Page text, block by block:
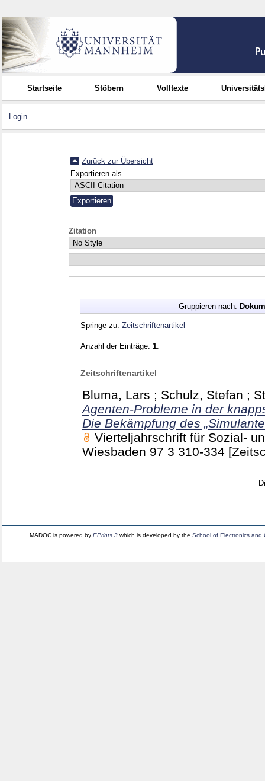
Startseite Stöbern Volltexte
Login
Zurück zur Übersicht
Exportieren als
Zitation
Gruppieren nach:
Springe zu: Zeitschriftenartikel
Anzahl der Einträge: 1
Zeitschriftenartikel
Bluma, Lars ; Schulz, Stefan ;
Agenten-Probleme in der
Die Bekämpfung des
Vierteljahrschrift für Sozial-
Wiesbaden 97 3 310-334
MADOC is powered byEPrints 3 which is developed by theSchool of Electronics and